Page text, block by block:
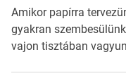
esetben konzultáljunk
nyomdai
derüljön ki, hogy
Amikor papírra
gyakran
vajon tisztában